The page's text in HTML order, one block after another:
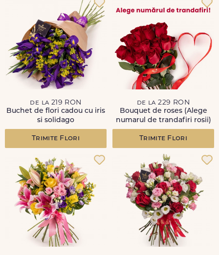
de la 219 RON
Buchet de flori cadou cu iris
si solidago
Trimite Flori
de la 229 RON
Bouquet de roses (Alege
numarul de trandafiri rosii)
Trimite Flori